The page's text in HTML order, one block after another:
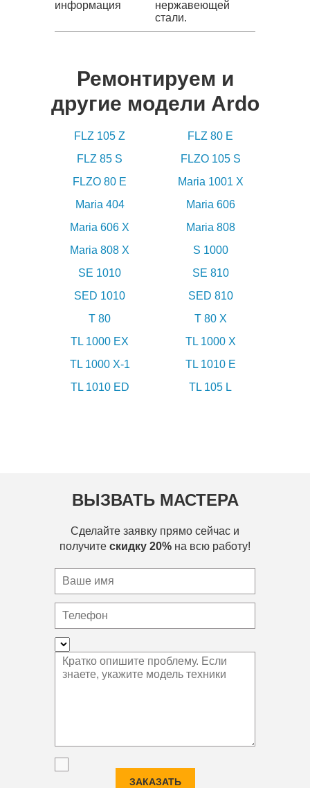
информация
нержавеющей
стали.
Ремонтируем и
другие модели Ardo
FLZ 105 Z
FLZ 80 E
FLZ 85 S
FLZO 105 S
FLZO 80 E
Maria 1001 X
Maria 404
Maria 606
Maria 606 X
Maria 808
Maria 808 X
S 1000
SE 1010
SE 810
SED 1010
SED 810
T 80
T 80 X
TL 1000 EX
TL 1000 X
TL 1000 X-1
TL 1010 E
TL 1010 ED
TL 105 L
ВЫЗВАТЬ МАСТЕРА
Сделайте заявку прямо сейчас и
получите скидку 20% на всю работу!
ЗАКАЗАТЬ